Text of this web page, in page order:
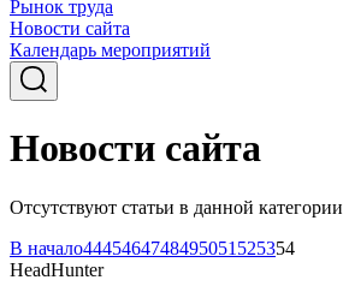
Рынок труда
Новости сайта
Календарь мероприятий
Новости сайта
Отсутствуют статьи в данной категории
В начало4445464748495051 525354
HeadHunter